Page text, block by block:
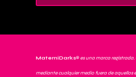
MaterniDarks®es una marca
mediante cualquier medio fuera de aquellos